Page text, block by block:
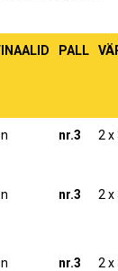
PALL
nr.3 2 x
nr.3 2 x
nr.3 2 x